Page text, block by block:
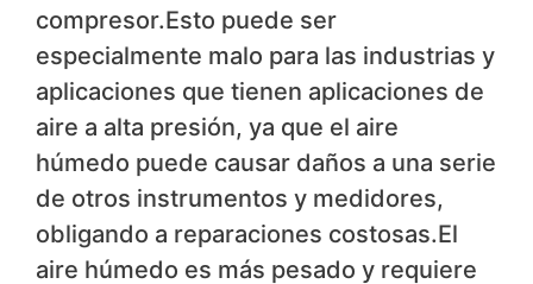
compresor.Esto puede ser
especialmente malo para las industrias y
aplicaciones que tienen aplicaciones de
aire a alta presión, ya que el aire
húmedo puede causar daños a una serie
de otros instrumentos y medidores,
obligando a reparaciones costosas.El
aire húmedo es más pesado y requiere